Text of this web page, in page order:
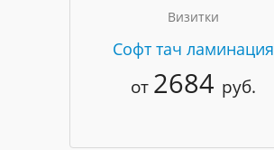
Визитки
Cофт тач ламинация
от 2684 руб.